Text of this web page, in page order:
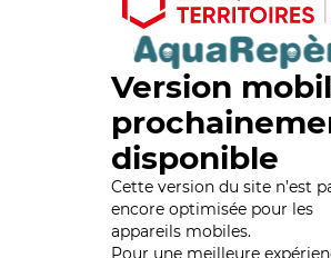
Version
disponible
Cette version du site n’est
encore optimisée pour les
appareils mobiles.
Pour une meilleure